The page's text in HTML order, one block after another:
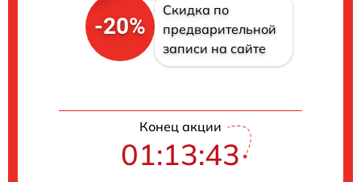
-20%
Скидка по
предварительной
записи на сайте
Конец акции
01:13:42